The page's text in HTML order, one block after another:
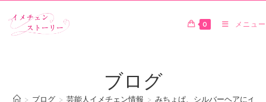
0 メニュー
ブログ
> ブログ > 芸能人イメチェン情報 > みちょぱ、シルバーヘアにイメ